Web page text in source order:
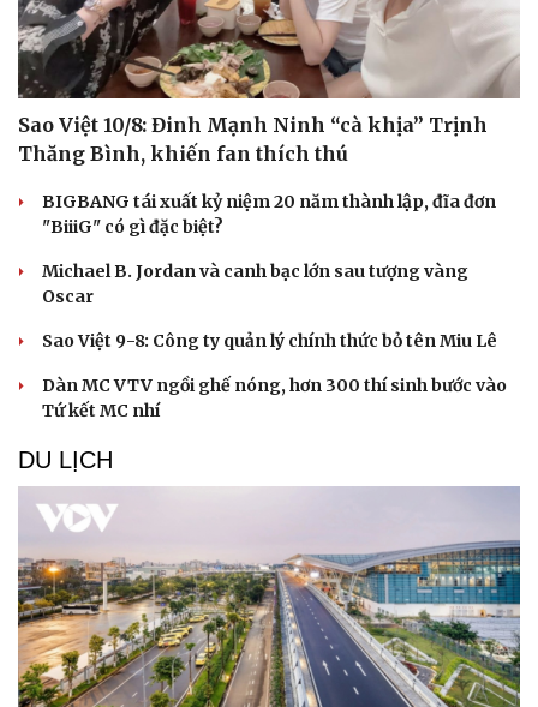
Văn hóa
Sân khấu - Điện ảnh
Văn học
Âm nhạc
Di sản
Giải trí
Nghệ sĩ
Thời trang
Sao Việt
Sao Việt 10/8: Đinh Mạnh Ninh “cà khịa” Trịnh
Thăng Bình, khiến fan thích thú
BIGBANG tái xuất kỷ niệm 20 năm thành lập, đĩa đơn
"BiiiG" có gì đặc biệt?
Michael B. Jordan và canh bạc lớn sau tượng vàng
Oscar
Sao Việt 9-8: Công ty quản lý chính thức bỏ tên Miu Lê
Dàn MC VTV ngồi ghế nóng, hơn 300 thí sinh bước vào
Tứ kết MC nhí
DU LỊCH